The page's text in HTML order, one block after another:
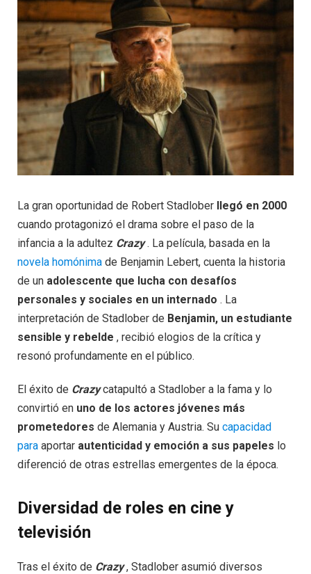
La gran oportunidad de Robert Stadlober llegó en 2000
cuando protagonizó el drama sobre el paso de la
infancia a la adultez Crazy. La película, basada en la
novela homónima de Benjamin Lebert, cuenta la historia
de un adolescente que lucha con desafíos
personales y sociales en un internado . La
interpretación de Stadlober de Benjamin, un estudiante
sensible y rebelde , recibió elogios de la crítica y
resonó profundamente en el público.
El éxito de Crazycatapultó a Stadlober a la fama y lo
convirtió en uno de los actores jóvenes más
prometedores de Alemania y Austria. Su capacidad
para aportar autenticidad y emoción a sus papeles lo
diferenció de otras estrellas emergentes de la época.
Diversidad de roles en cine y
televisión
Tras el éxito de Crazy, Stadlober asumió diversos